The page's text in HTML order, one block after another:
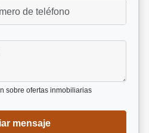
sobre ofertas inmobiliarias
mensaje